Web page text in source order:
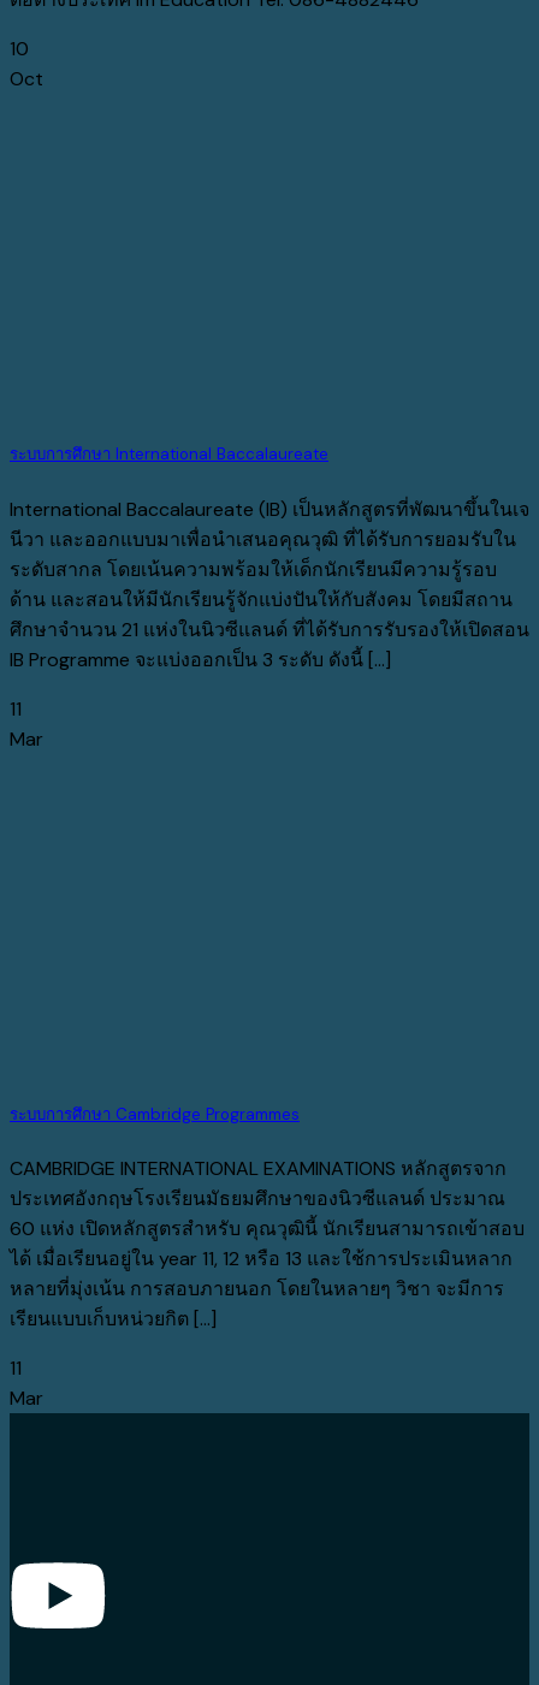
10
Oct
ระบบการศึกษา International Baccalaureate
International Baccalaureate (IB) เป็นหลักสูตรที่พัฒนาขึ้นในเจ
นีวา และออกแบบมาเพื่อนำเสนอคุณวุฒิ ที่ได้รับการยอมรับใน
ระดับสากล โดยเน้นความพร้อมให้เด็กนักเรียนมีความรู้รอบ
ด้าน และสอนให้มีนักเรียนรู้จักแบ่งปันให้กับสังคม โดยมีสถาน
ศึกษาจำนวน 21 แห่งในนิวซีแลนด์ ที่ได้รับการรับรองให้เปิดสอน
IB Programme จะแบ่งออกเป็น 3 ระดับ ดังนี้ [...]
11
Mar
ระบบการศึกษา Cambridge Programmes
CAMBRIDGE INTERNATIONAL EXAMINATIONS หลักสูตรจาก
ประเทศอังกฤษโรงเรียนมัธยมศึกษาของนิวซีแลนด์ ประมาณ
60 แห่ง เปิดหลักสูตรสำหรับ คุณวุฒินี้ นักเรียนสามารถเข้าสอบ
ได้ เมื่อเรียนอยู่ใน year 11, 12 หรือ 13 และใช้การประเมินหลาก
หลายที่มุ่งเน้น การสอบภายนอก โดยในหลายๆ วิชา จะมีการ
เรียนแบบเก็บหน่วยกิต [...]
11
Mar